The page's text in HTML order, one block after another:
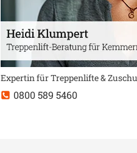
Expertin für Treppenlifte &
0800 589 5460